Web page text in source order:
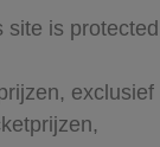
site is protected
exclusief